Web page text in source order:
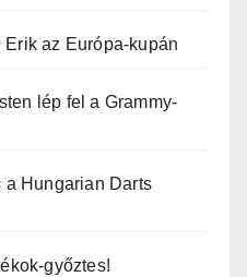
az Európa-kupán
lép fel a Grammy-
a Hungarian Darts
győztes!